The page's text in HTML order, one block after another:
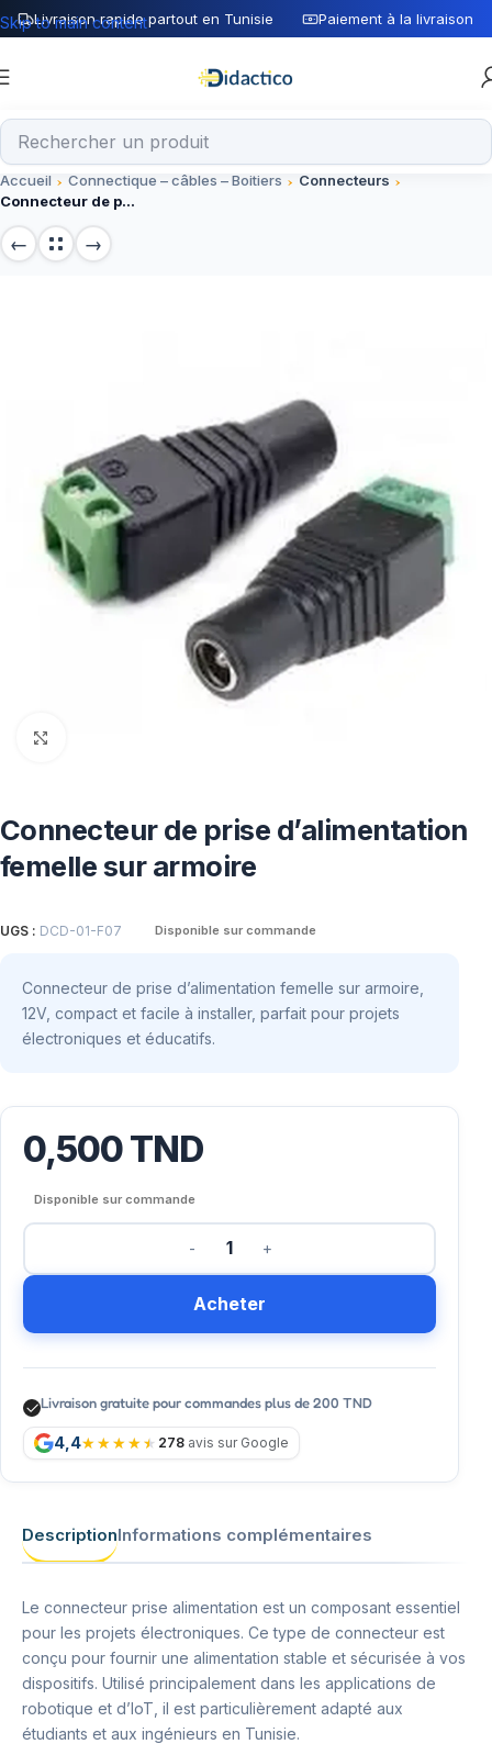
Livraison rapide partout en Tunisie Paiement à la livraison
Skip to main content
Accueil Connectique – câbles – Boitiers
Connecteurs
Connecteur de prise d’alimentation femelle sur armoire
Connecteur de prise d’alimentation
femelle sur armoire
UGS : DCD-01-F07 Disponible sur commande
Connecteur de prise d’alimentation femelle sur armoire,
12V, compact et facile à installer, parfait pour projets
électroniques et éducatifs.
0,500TND
Disponible sur commande
Acheter
Livraison gratuite pour commandes plus de 200 TND
4,4 278 avis sur Google
DescriptionInformations complémentaires
Le connecteur prise alimentation est un composant essentiel
pour les projets électroniques. Ce type de connecteur est
conçu pour fournir une alimentation stable et sécurisée à vos
dispositifs. Utilisé principalement dans les applications de
robotique et d’IoT, il est particulièrement adapté aux
étudiants et aux ingénieurs en Tunisie.